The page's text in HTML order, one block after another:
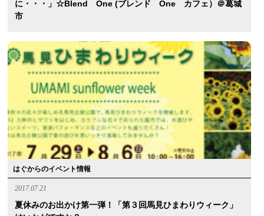
に・・・」☆Blend One (ブレンド One カフェ）＠葛城
市
はぐからのイベント情報
2017.07.21
夏休みのお出かけ第一弾！「第３回馬見ひまわりウィーク」